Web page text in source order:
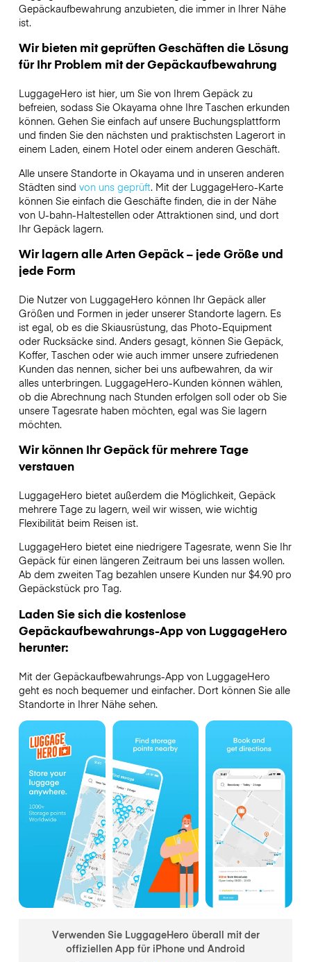
Gepäckaufbewahrung anzubieten, die immer in Ihrer Nähe
ist.
Wir bieten mit geprüften Geschäften die Lösung
für Ihr Problem mit der Gepäckaufbewahrung
LuggageHero ist hier, um Sie von Ihrem Gepäck zu
befreien, sodass Sie Okayama ohne Ihre Taschen erkunden
können. Gehen Sie einfach auf unsere Buchungsplattform
und finden Sie den nächsten und praktischsten Lagerort in
einem Laden, einem Hotel oder einem anderen Geschäft.
Alle unsere Standorte in Okayama und in unseren anderen
Städten sind von uns geprüft. Mit der LuggageHero-Karte
können Sie einfach die Geschäfte finden, die in der Nähe
von U-bahn-Haltestellen oder Attraktionen sind, und dort
Ihr Gepäck lagern.
Wir lagern alle Arten Gepäck – jede Größe und
jede Form
Die Nutzer von LuggageHero können Ihr Gepäck aller
Größen und Formen in jeder unserer Standorte lagern. Es
ist egal, ob es die Skiausrüstung, das Photo-Equipment
oder Rucksäcke sind. Anders gesagt, können Sie Gepäck,
Koffer, Taschen oder wie auch immer unsere zufriedenen
Kunden das nennen, sicher bei uns aufbewahren, da wir
alles unterbringen. LuggageHero-Kunden können wählen,
ob die Abrechnung nach Stunden erfolgen soll oder ob Sie
unsere Tagesrate haben möchten, egal was Sie lagern
möchten.
Wir können Ihr Gepäck für mehrere Tage
verstauen
LuggageHero bietet außerdem die Möglichkeit, Gepäck
mehrere Tage zu lagern, weil wir wissen, wie wichtig
Flexibilität beim Reisen ist.
LuggageHero bietet eine niedrigere Tagesrate, wenn Sie Ihr
Gepäck für einen längeren Zeitraum bei uns lassen wollen.
Ab dem zweiten Tag bezahlen unsere Kunden nur $4.90 pro
Gepäckstück pro Tag.
Laden Sie sich die kostenlose
Gepäckaufbewahrungs-App von LuggageHero
herunter:
Mit der Gepäckaufbewahrungs-App von LuggageHero
geht es noch bequemer und einfacher. Dort können Sie alle
Standorte in Ihrer Nähe sehen.
Verwenden Sie LuggageHero überall mit der
offiziellen App für iPhone und Android